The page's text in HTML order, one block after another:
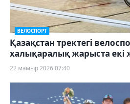
ВЕЛОСПОРТ
Қазақстан тректегі
халықаралық жарыста екі
22 мамыр 2026 07:40